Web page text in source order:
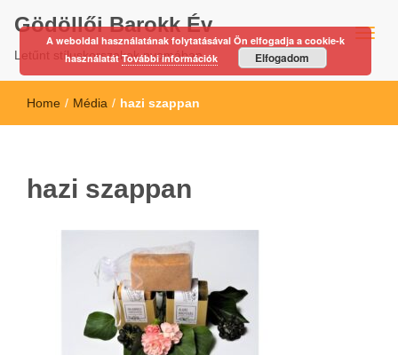
Gödöllői Barokk Év
Letűnt stíluskorszakok nyomában…
Home / Média / hazi szappan
hazi szappan
A weboldal használatának folytatásával Ön elfogadja a cookie-k
használatátTovábbi információk Elfogadom